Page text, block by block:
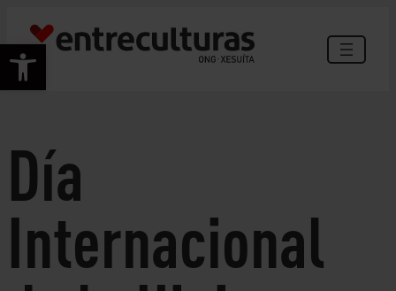
Abrir barra de ferramentas
contido
Día
Internacional